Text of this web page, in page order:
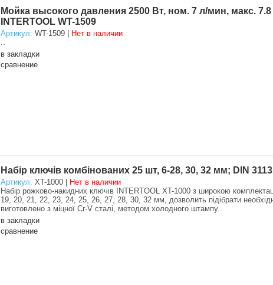
Мойка высокого давления 2500 Вт, ном. 7 л/мин, макс. 7.8
INTERTOOL WT-1509
Артикул: WT-1509 |
Нет в наличии
..
в закладки
сравнение
Набір ключів комбінованих 25 шт, 6-28, 30, 32 мм; DIN
Артикул: XT-1000 |
Нет в наличии
Набір рожково-накидних ключів INTERTOOL XT-1000 з широкою
19, 20, 21, 22, 23, 24, 25, 26, 27, 28, 30, 32 мм, дозволить підібрати
виготовлено з міцної Cr-V сталі, методом холодного штампу..
в закладки
сравнение